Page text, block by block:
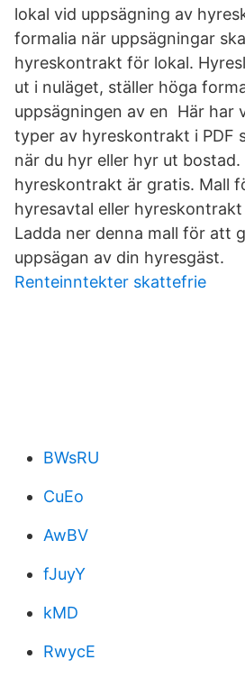
lokal vid uppsägning av
formalia när uppsägningar
hyreskontrakt för lokal.
ut i nuläget, ställer höga
uppsägningen av en Här har
typer av hyreskontrakt i PDF
när du hyr eller hyr ut bostad.
hyreskontrakt är gratis. Mall
hyresavtal eller
Ladda ner denna mall för att
uppsägan av din hyresgäst.
Renteinntekter skattefrie
BWsRU
CuEo
AwBV
fJuyY
kMD
RwycE